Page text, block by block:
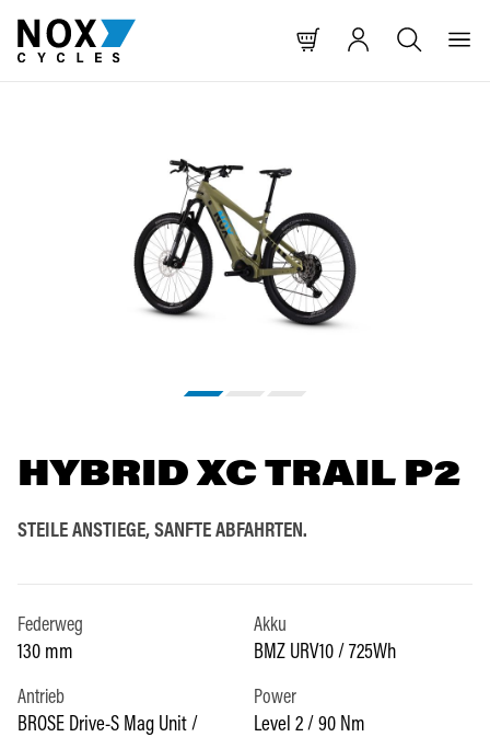
SPRINGEN
SPRINGENSPRINGEN
HYBRID XC TRAIL P2
STEILE ANSTIEGE, SANFTE ABFAHRTEN.
Federweg
130 mm
Akku
BMZ URV10 / 725Wh
Antrieb
BROSE Drive-S Mag Unit /
Power
Level 2 / 90 Nm